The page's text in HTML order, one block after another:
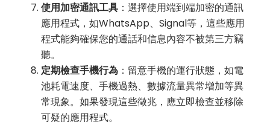
使用加密通訊工具 ：選擇使用端到端加密的通訊
應用程式，如WhatsApp、Signal等，這些應用
程式能夠確保您的通話和信息內容不被第三方竊
聽。
定期檢查手機行為 ：留意手機的運行狀態，如電
池耗電速度、手機過熱、數據流量異常增加等異
常現象。如果發現這些徵兆，應立即檢查並移除
可疑的應用程式。